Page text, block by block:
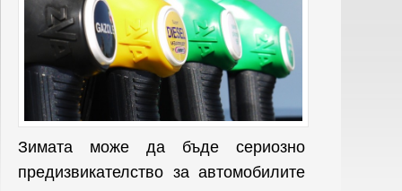
Зимата може да бъде сериозно
предизвикателство за автомобилите